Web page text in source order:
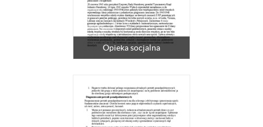
Opieka socjalna